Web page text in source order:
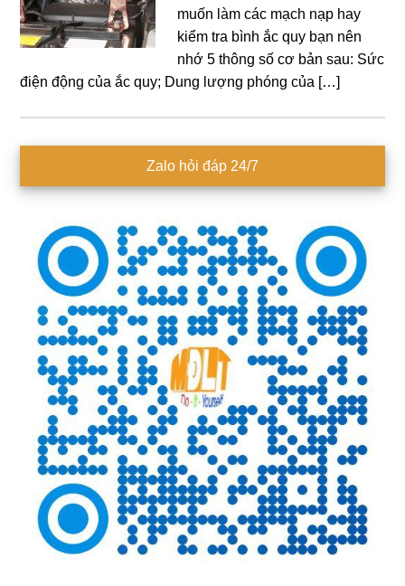
muốn làm các mạch nạp hay
kiểm tra bình ắc quy bạn nên
nhớ 5 thông số cơ bản sau: Sức
điện động của ắc quy; Dung lượng phóng của […]
chính
Zalo hỏi đáp 24/7